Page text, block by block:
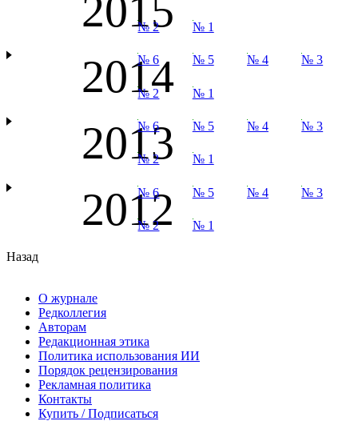
2015
№ 2 № 1
2014
№ 6 № 5 № 4 № 3
№ 2 № 1
2013
№ 6 № 5 № 4 № 3
№ 2 № 1
2012
№ 6 № 5 № 4 № 3
№ 2 № 1
Назад
О журнале
Редколлегия
Авторам
Редакционная этика
Политика использования ИИ
Порядок рецензирования
Рекламная политика
Контакты
Купить / Подписаться